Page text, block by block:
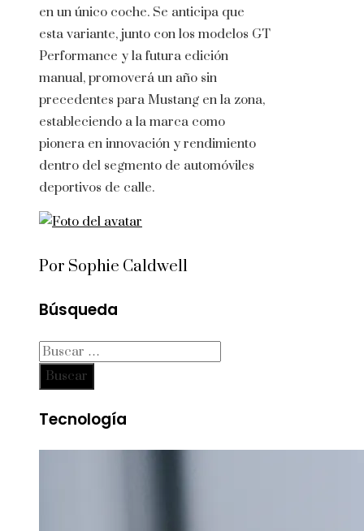
en un único coche. Se anticipa que
esta variante, junto con los modelos GT
Performance y la futura edición
manual, promoverá un año sin
precedentes para Mustang en la zona,
estableciendo a la marca como
pionera en innovación y rendimiento
dentro del segmento de automóviles
deportivos de calle.
Por Sophie Caldwell
Búsqueda
Buscar:
Tecnología